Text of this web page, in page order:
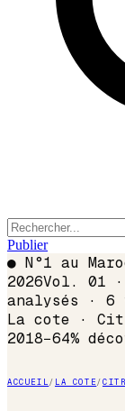
Publier
● N°1 au
2026Vol. 01 ·
analysés ·
La cote ·
2018−64%
ACCUEIL/ LA COTE/